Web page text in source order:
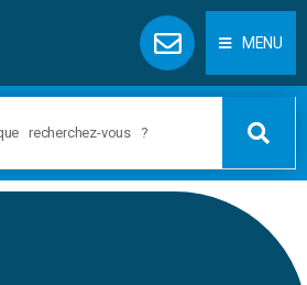
MENU
cookies